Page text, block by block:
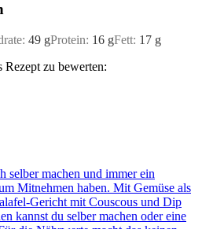
49 gProtein: 16 gFett: 17 g
zu bewerten: